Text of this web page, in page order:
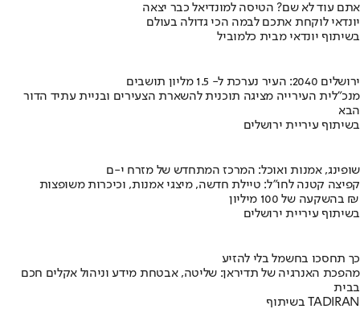
אתם עוד לא שם? הטיסה למונדיאל כבר יצאה
יונדאי לוקחת אתכם לבמה הכי גדולה בעולם
בשיתוף יונדאי מבית כלמוביל
ירושלים 2040: העיר נערכת ל- 1.5 מליון תושבים
מנכ"לית העירייה מציגה תוכנית להשארת הצעירים ובניית עתיד הדור
הבא
בשיתוף עיריית ירושלים
שופינג, אמנות ואוכל: המרכז המתחדש של מזרח י-ם
קפיצה קטנה לחו"ל: טיילת חדשה, מיצגי אמנות, וכיכרות משופצות
בהשקעה של 100 מיליון ₪
בשיתוף עיריית ירושלים
כך תחסכו בחשמל בלי להזיע
מהפכת האנרגיה של תדיראן: שליטה, אבטחת מידע וניהול אקלים חכם
בבית
בשיתוף TADIRAN